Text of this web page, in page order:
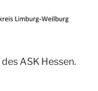
des ASK Hessen.